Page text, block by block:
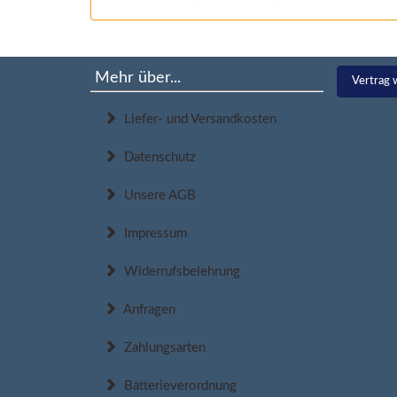
Mehr über...
Liefer- und Versandkosten
Datenschutz
Unsere AGB
Impressum
Widerrufsbelehrung
Anfragen
Zahlungsarten
Batterieverordnung
Vertrag